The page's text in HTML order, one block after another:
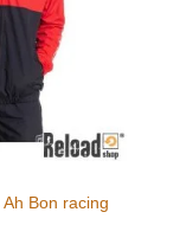
Bon racing